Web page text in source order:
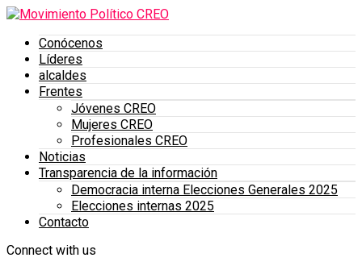
Conócenos
Líderes
alcaldes
Frentes
Jóvenes CREO
Mujeres CREO
Profesionales CREO
Noticias
Transparencia de la información
Democracia interna Elecciones Generales 2025
Elecciones internas 2025
Contacto
Connect with us